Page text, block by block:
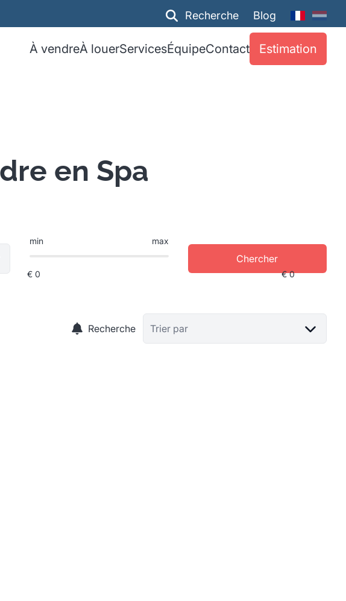
Recherche Blog
À vendreÀ louerServicesÉquipeContact Estimation
en Spa
min max
Chercher
Recherche Trier par